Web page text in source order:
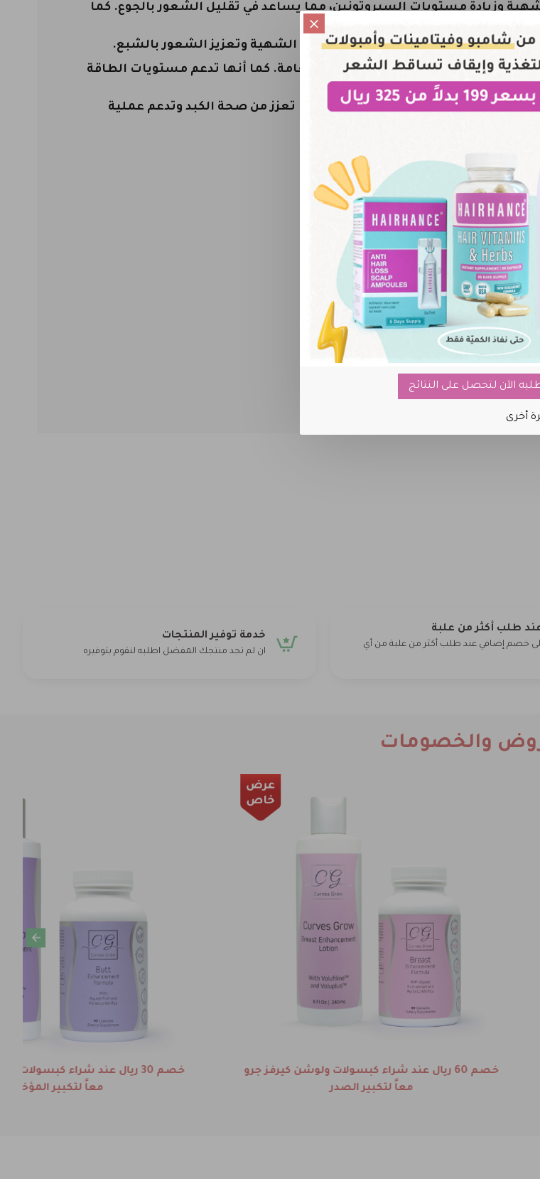
الآن لتحصل على النتائج
أخرى
وزيادة مستويات السيروتونين، مما يساعد في تقليل الشعور بالجوع. كما
كما يُعتبر مُساعدًا طبيعيًا في كبح الشهية وتعزيز الشعور بالشبع.
تقليل الالتهابات وتحسين الصحة العامة. كما أنها تدعم مستويات الطاقة
السوائل الزائدة من الجسم. كما أنها تعزز من صحة الكبد وتدعم عملية
في حال استخدام أي دواء بوصفة طبية.
طلب أكثر من علبة
خصم إضافي عند طلب أكثر من علبة من أي
خدمة توفير المنتجات
ان لم تجد منتجك المفضل اطلبه لنقوم بتوفيره
والخصومات
شهور من فيتامينات الشعر هيرهانس بسعر
احصل على الأمبولات مجاناّ عند شراء شامبو وبلسم